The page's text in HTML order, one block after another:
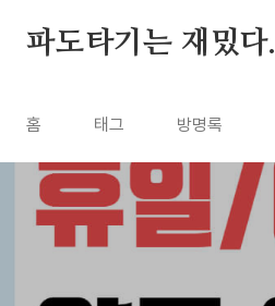
파도타기는 재밌다.
홈 태그 방명록